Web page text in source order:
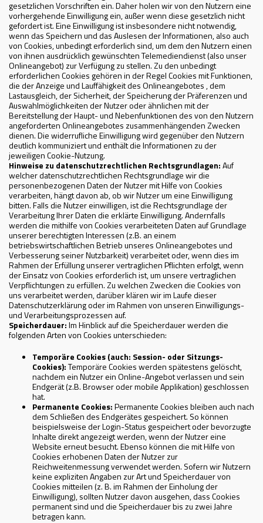
gesetzlichen Vorschriften ein. Daher holen wir von den Nutzern eine
vorhergehende Einwilligung ein, außer wenn diese gesetzlich nicht
gefordert ist. Eine Einwilligung ist insbesondere nicht notwendig,
wenn das Speichern und das Auslesen der Informationen, also auch
von Cookies, unbedingt erforderlich sind, um dem den Nutzern einen
von ihnen ausdrücklich gewünschten Telemediendienst (also unser
Onlineangebot) zur Verfügung zu stellen. Zu den unbedingt
erforderlichen Cookies gehören in der Regel Cookies mit Funktionen,
die der Anzeige und Lauffähigkeit des Onlineangebotes , dem
Lastausgleich, der Sicherheit, der Speicherung der Präferenzen und
Auswahlmöglichkeiten der Nutzer oder ähnlichen mit der
Bereitstellung der Haupt- und Nebenfunktionen des von den Nutzern
angeforderten Onlineangebotes zusammenhängenden Zwecken
dienen. Die widerrufliche Einwilligung wird gegenüber den Nutzern
deutlich kommuniziert und enthält die Informationen zu der
jeweiligen Cookie-Nutzung.
Hinweise zu datenschutzrechtlichen Rechtsgrundlagen:Auf
welcher datenschutzrechtlichen Rechtsgrundlage wir die
personenbezogenen Daten der Nutzer mit Hilfe von Cookies
verarbeiten, hängt davon ab, ob wir Nutzer um eine Einwilligung
bitten. Falls die Nutzer einwilligen, ist die Rechtsgrundlage der
Verarbeitung Ihrer Daten die erklärte Einwilligung. Andernfalls
werden die mithilfe von Cookies verarbeiteten Daten auf Grundlage
unserer berechtigten Interessen (z.B. an einem
betriebswirtschaftlichen Betrieb unseres Onlineangebotes und
Verbesserung seiner Nutzbarkeit) verarbeitet oder, wenn dies im
Rahmen der Erfüllung unserer vertraglichen Pflichten erfolgt, wenn
der Einsatz von Cookies erforderlich ist, um unsere vertraglichen
Verpflichtungen zu erfüllen. Zu welchen Zwecken die Cookies von
uns verarbeitet werden, darüber klären wir im Laufe dieser
Datenschutzerklärung oder im Rahmen von unseren Einwilligungs-
und Verarbeitungsprozessen auf.
Speicherdauer:Im Hinblick auf die Speicherdauer werden die
folgenden Arten von Cookies unterschieden:
Temporäre Cookies (auch: Session- oder Sitzungs-
Cookies):Temporäre Cookies werden spätestens gelöscht,
nachdem ein Nutzer ein Online-Angebot verlassen und sein
Endgerät (z.B. Browser oder mobile Applikation) geschlossen
hat.
Permanente Cookies:Permanente Cookies bleiben auch nach
dem Schließen des Endgerätes gespeichert. So können
beispielsweise der Login-Status gespeichert oder bevorzugte
Inhalte direkt angezeigt werden, wenn der Nutzer eine
Website erneut besucht. Ebenso können die mit Hilfe von
Cookies erhobenen Daten der Nutzer zur
Reichweitenmessung verwendet werden. Sofern wir Nutzern
keine expliziten Angaben zur Art und Speicherdauer von
Cookies mitteilen (z. B. im Rahmen der Einholung der
Einwilligung), sollten Nutzer davon ausgehen, dass Cookies
permanent sind und die Speicherdauer bis zu zwei Jahre
betragen kann.